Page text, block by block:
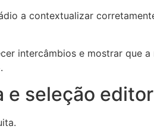
a contextualizar
intercâmbios e mostrar que
e seleção